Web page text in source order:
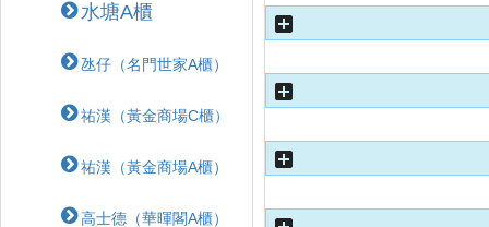
水塘A櫃
氹仔（名門世家A櫃）
祐漢（黃金商場C櫃）
祐漢（黃金商場A櫃）
高士德（華暉閣A櫃）